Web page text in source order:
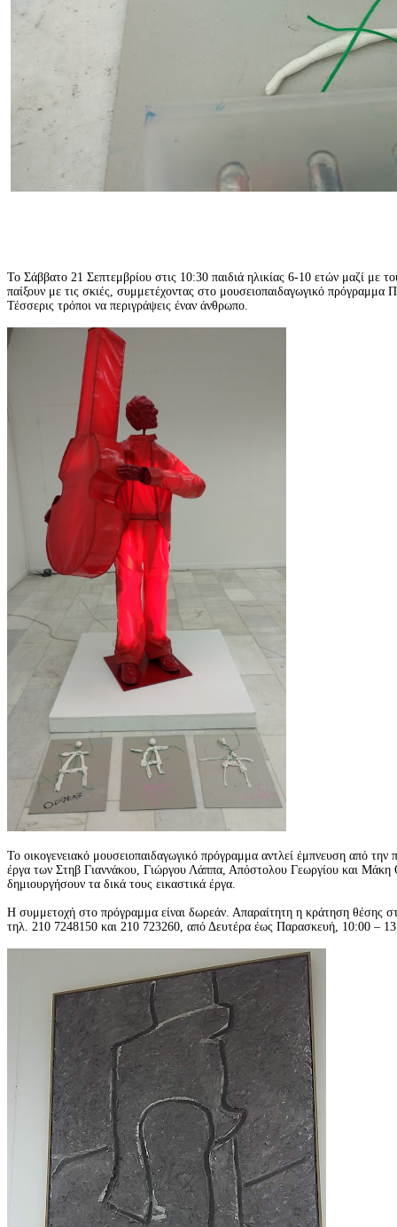
Το Σάββατο 21 Σεπτεμβρίου στις 10:30 παιδιά ηλικίας 6-10 ετών μαζί με
παίξουν με τις σκιές, συμμετέχοντας στο μουσειοπαιδαγωγικό
Τέσσερις τρόποι να περιγράψεις έναν άνθρωπο.
Το οικογενειακό μουσειοπαιδαγωγικό πρόγραμμα αντλεί έμπνευση από
έργα των Στηβ Γιαννάκου, Γιώργου Λάππα, Απόστολου Γεωργίου και
δημιουργήσουν τα δικά τους εικαστικά έργα.
Η συμμετοχή στο πρόγραμμα είναι δωρεάν. Απαραίτητη η κράτηση θέσης
τηλ. 210 7248150 και 210 723260, από Δευτέρα έως Παρασκευή, 10:00 –